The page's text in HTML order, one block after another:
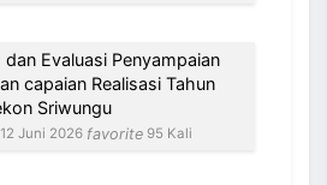
Evaluasi Penyampaian
capaian Realisasi Tahun
Sriwungu
12 Juni 2026 favorite 95 Kali